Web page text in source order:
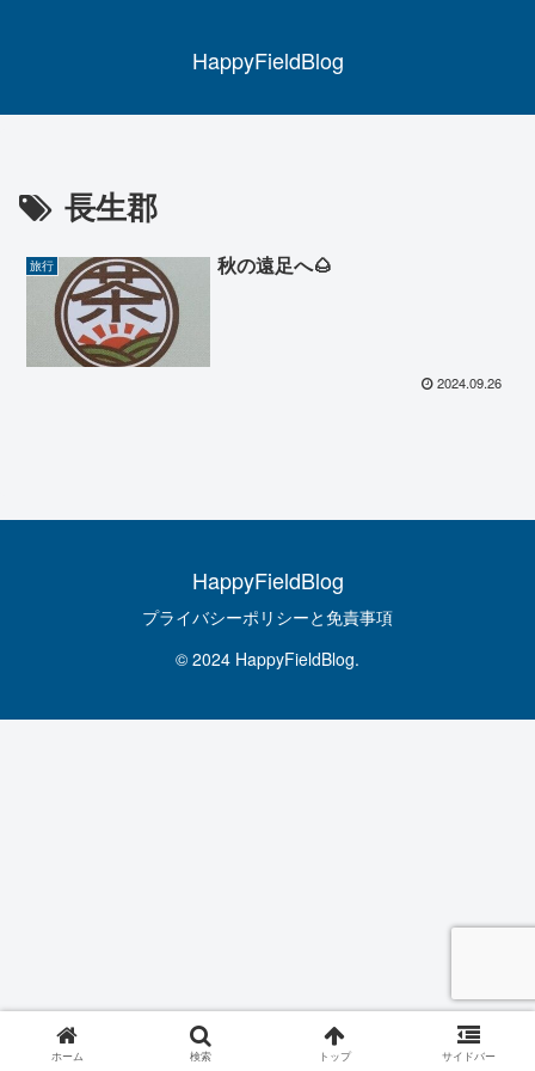
HappyFieldBlog
長生郡
旅行 秋の遠足へ🌰
2024.09.26
HappyFieldBlog
プライバシーポリシーと免責事項
© 2024 HappyFieldBlog.
ホーム 検索 トップ サイドバー